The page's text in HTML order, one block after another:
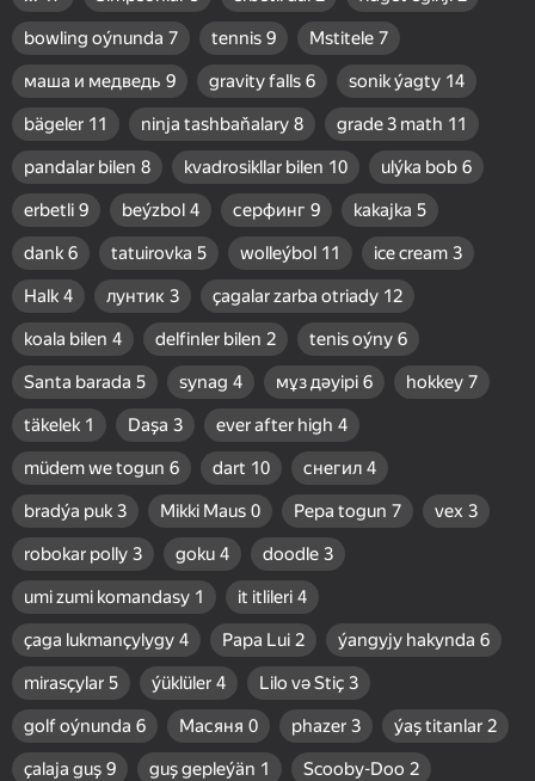
bowling oýnunda 7 tennis 9 Mstitele 7
маша и медведь 9 gravity falls 6 sonik ýagty 14
bägeler 11 ninja tashbaňalary 8 grade 3 math 11
pandalar bilen 8 kvadrosikllar bilen 10 ulýka bob 6
erbetli 9 beýzbol 4 серфинг 9 kakajka 5
dank 6 tatuirovka 5 wolleýbol 11 ice cream 3
Halk 4 лунтик 3 çagalar zarba otriady 12
koala bilen 4 delfinler bilen 2 tenis oýny 6
Santa barada 5 synag 4 мұз дәуірі 6 hokkey 7
täkelek 1 Daşa 3 ever after high 4
müdem we togun 6 dart 10 снегил 4
bradýa puk 3 Mikki Maus 0 Pepa togun 7 vex 3
robokar polly 3 goku 4 doodle 3
umi zumi komandasy 1 it itlileri 4
çaga lukmançylygy 4 Papa Lui 2 ýangyjy hakynda 6
mirasçylar 5 ýüklüler 4 Lilo və Stiç 3
golf oýnunda 6 Масяня 0 phazer 3 ýaş titanlar 2
çalaja guş 9 guş gepleýän 1 Scooby-Doo 2